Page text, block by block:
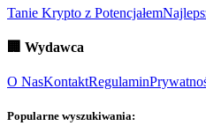
Tanie Krypto z Potencjałem
🏢 Wydawca
O NasKontaktRegulamin
Popularne wyszukiwania: